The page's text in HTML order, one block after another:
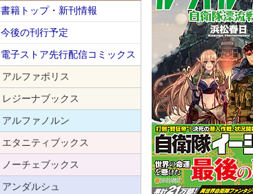
書籍トップ・新刊情報
今後の刊行予定
電子ストア先行配信コミックス
アルファポリス
レジーナブックス
アルファノルン
エタニティブックス
ノーチェブックス
アンダルシュ